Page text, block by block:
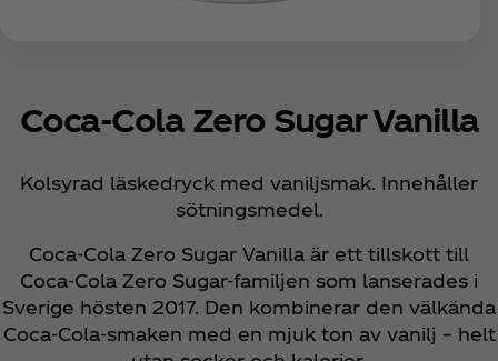
Coca‑Cola Zero Sugar Vanilla
Kolsyrad läskedryck med vaniljsmak. Innehåller
sötningsmedel.
Coca‑Cola Zero Sugar Vanilla är ett tillskott till
Coca‑Cola Zero Sugar‑familjen som lanserades i
Sverige hösten 2017. Den kombinerar den välkända
Coca‑Cola‑smaken med en mjuk ton av vanilj – helt